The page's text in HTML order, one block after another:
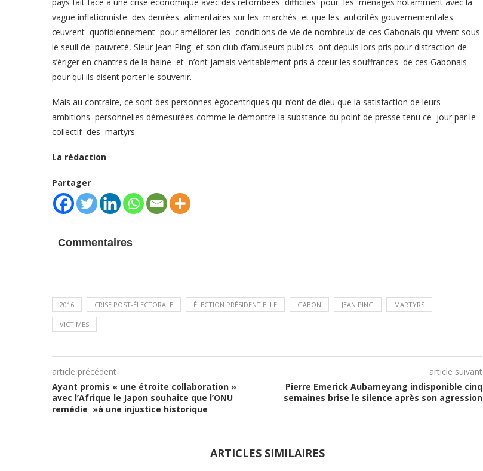
vague inflationniste des denrées alimentaires sur les marchés et que les autorités gouvernementales
œuvrent quotidiennement pour améliorer les conditions de vie de nombreux de ces Gabonais qui vivent sous
le seuil de pauvreté, Sieur Jean Ping et son club d’amuseurs publics ont depuis lors pris pour distraction de
s’ériger en chantres de la haine et n’ont jamais véritablement pris à cœur les souffrances de ces Gabonais
pour qui ils disent porter le souvenir.
Mais au contraire, ce sont des personnes égocentriques qui n’ont de dieu que la satisfaction de leurs
ambitions personnelles démesurées comme le démontre la substance du point de presse tenu ce jour par le
collectif des martyrs.
La rédaction
Partager
Commentaires
2016 CRISE POST-ÉLECTORALE ÉLECTION PRÉSIDENTIELLE GABON JEAN PING MARTYRS
VICTIMES
article précédent
Ayant promis « une étroite collaboration »
avec l’Afrique le Japon souhaite que l’ONU
remédie »à une injustice historique
article suivant
Pierre Emerick Aubameyang indisponible cinq
semaines brise le silence après son agression
ARTICLES SIMILAIRES